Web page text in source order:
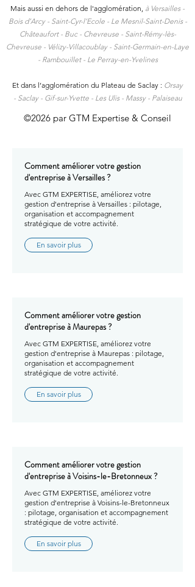
Mais aussi en dehors de l'agglomération, à Versailles -
Bois d’Arcy - Saint-Cyr-l’Ecole - Le Mesnil-Saint-Denis -
Châteaufort - Buc - Chevreuse - Saint-Rémy-lès-
Chevreuse - Vélizy-Villacoublay - Saint-Germain-en-Laye
- Rambouillet - Le Perray-en-Yvelines
Et dans l’agglomération du Plateau de Saclay : Orsay
- Saclay - Gif-sur-Yvette - Les Ulis - Massy - Palaiseau
©2026 par GTM Expertise & Conseil
Comment améliorer votre gestion
d'entreprise à Versailles ?
Avec GTM EXPERTISE, améliorez votre
gestion d'entreprise à Versailles : pilotage,
organisation et accompagnement
stratégique de votre activité.
En savoir plus
Comment améliorer votre gestion
d'entreprise à Maurepas ?
Avec GTM EXPERTISE, améliorez votre
gestion d'entreprise à Maurepas : pilotage,
organisation et accompagnement
stratégique de votre activité.
En savoir plus
Comment améliorer votre gestion
d'entreprise à Voisins-le-Bretonneux ?
Avec GTM EXPERTISE, améliorez votre
gestion d'entreprise à Voisins-le-Bretonneux
: pilotage, organisation et accompagnement
stratégique de votre activité.
En savoir plus